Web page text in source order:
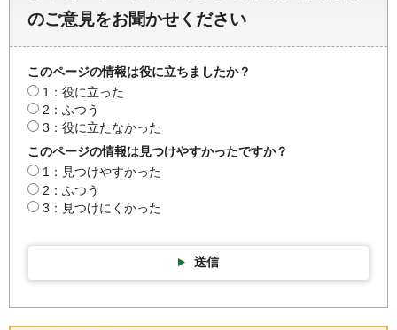
のご意見をお聞かせください
このページの情報は役に立ちましたか？
1：役に立った
2：ふつう
3：役に立たなかった
このページの情報は見つけやすかったですか？
1：見つけやすかった
2：ふつう
3：見つけにくかった
送信